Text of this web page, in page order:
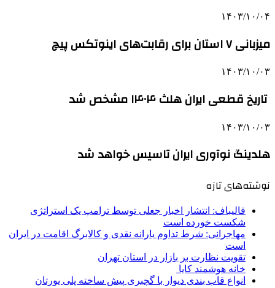
۱۴۰۳/۱۰/۰۴
میزبانی ۷ استان برای رقابت‌های اینوتکس پیچ
۱۴۰۳/۱۰/۰۳
تاریخ قطعی ایران هلث ۱۴۰۴ مشخص شد
۱۴۰۳/۱۰/۰۳
هلدینگ نوآوری ایران تاسیس خواهد شد
نوشته‌های تازه
قالیباف: انتشار اخبار جعلی توسط ترامپ یک استراتژی
شکست خورده است
مهاجرانی: شرط تداوم یارانه نقدی و کالابرگ اقامت در ایران
است
تقویت نظارت بر بازار در استان تهران
خانه هوشمند کایا
انواع قاب بندی دیوار با گچبری پیش ساخته پلی یورتان